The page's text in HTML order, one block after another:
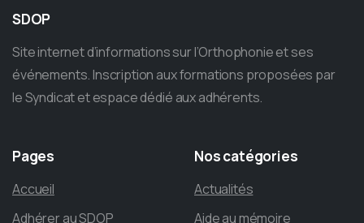
SDOP
Site internet d’informations sur l’Orthophonie et ses
événements. Inscription aux formations proposées par
le Syndicat et espace dédié aux adhérents.
Pages
Accueil
Adhérer au SDOP
Noscatégories
Actualités
Aide au mémoire